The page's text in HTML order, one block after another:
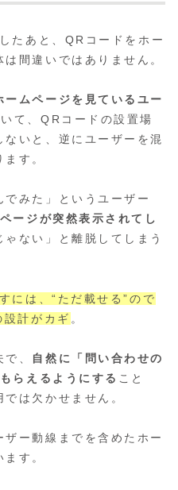
たあと、QRコードをホー
間違いではありません。
ームページを見ているユー
て、QRコードの設置場
いと、逆にユーザーを混
す。
みた」というユーザー
ージが突然表示されてし
ない」と離脱してしまう
には、“ただ載せる”ので
設計がカギ 。
、 自然に「問い合わせの
らえるようにする こと
は欠かせません。
ー動線までを含めたホー
す。